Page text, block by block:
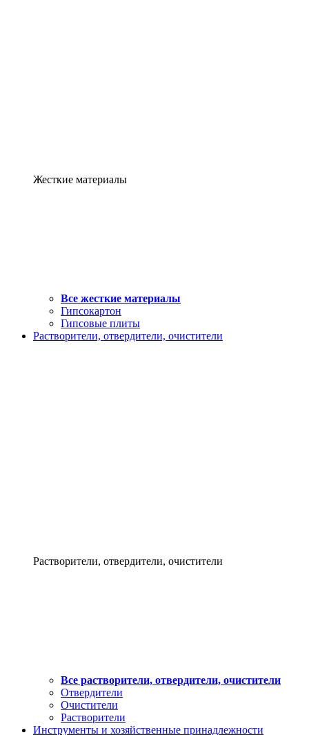
Жесткие материалы
Все жесткие материалы
Гипсокартон
Гипсовые плиты
Растворители, отвердители, очистители
Растворители, отвердители, очистители
Все растворители, отвердители, очистители
Отвердители
Очистители
Растворители
Инструменты и хозяйственные принадлежности